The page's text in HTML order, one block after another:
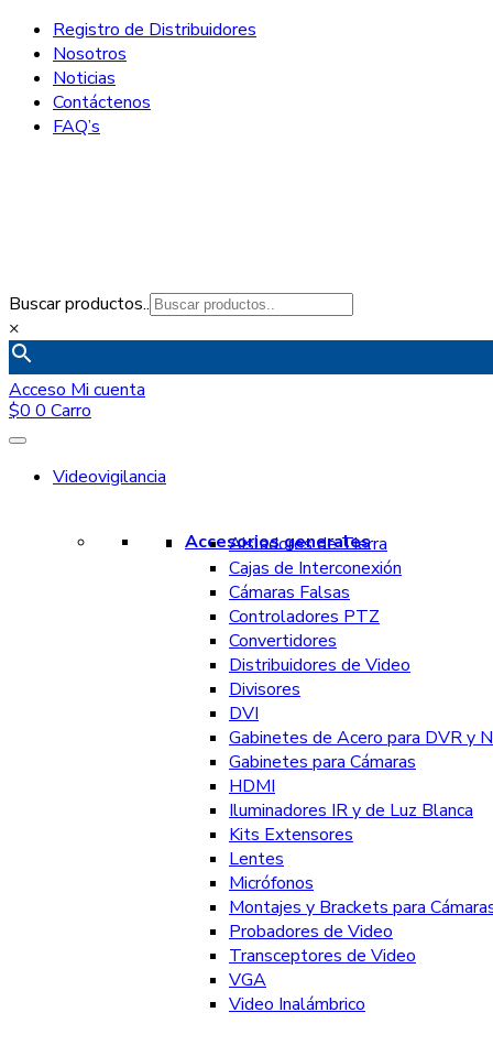
Registro de Distribuidores
Nosotros
Noticias
Contáctenos
FAQ’s
Buscar productos..
×
Acceso Mi cuenta
$0 0 Carro
Videovigilancia
Accesorios generales
Aisladores de Tierra
Cajas de Interconexión
Cámaras Falsas
Controladores PTZ
Convertidores
Distribuidores de Video
Divisores
DVI
Gabinetes de Acero para DVR y
Gabinetes para Cámaras
HDMI
Iluminadores IR y de Luz Blanca
Kits Extensores
Lentes
Micrófonos
Montajes y Brackets para
Probadores de Video
Transceptores de Video
VGA
Video Inalámbrico